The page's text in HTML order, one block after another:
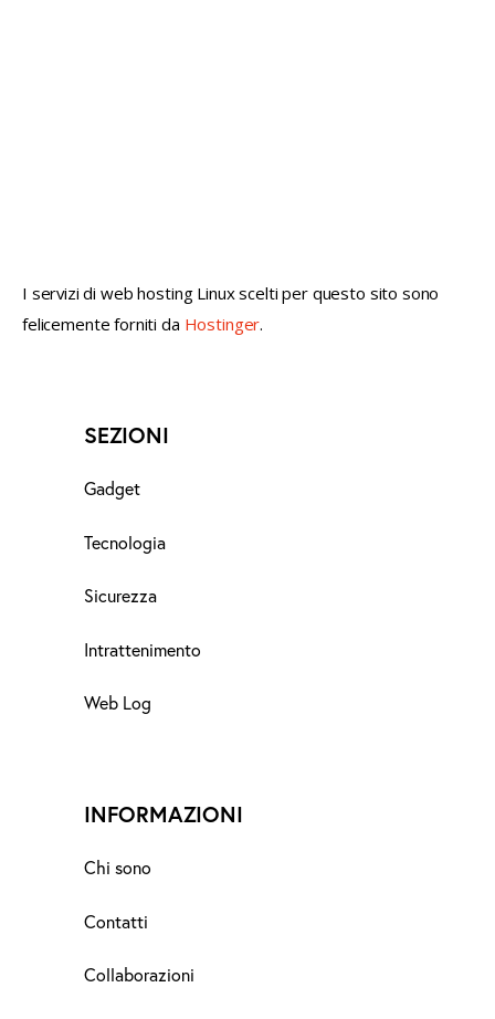
I servizi di web hosting Linux scelti per questo sito sono
felicemente forniti da Hostinger.
SEZIONI
Gadget
Tecnologia
Sicurezza
Intrattenimento
Web Log
INFORMAZIONI
Chi sono
Contatti
Collaborazioni